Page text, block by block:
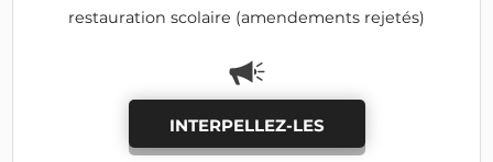
restauration scolaire (amendements rejetés)
INTERPELLEZ-LES